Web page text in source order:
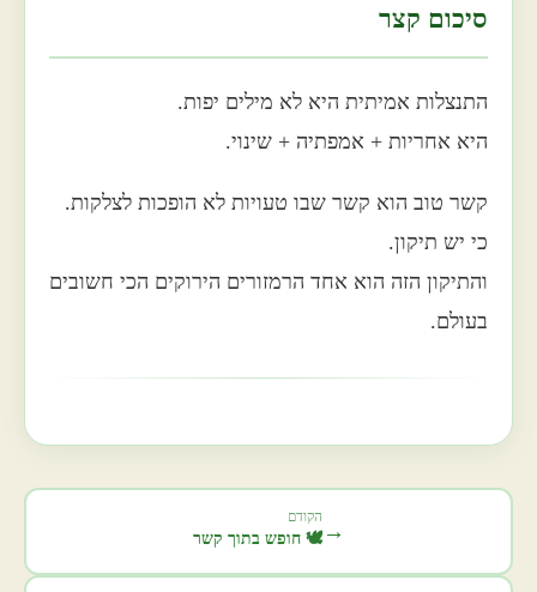
סיכום קצר
התנצלות אמיתית היא לא מילים יפות.
היא אחריות + אמפתיה + שינוי.
קשר טוב הוא קשר שבו טעויות לא הופכות לצלקות.
כי יש תיקון.
והתיקון הזה הוא אחד הרמזורים הירוקים הכי חשובים
בעולם.
→
הקודם
🕊️ חופש בתוך קשר